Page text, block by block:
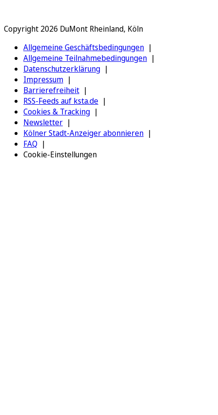
Copyright 2026 DuMont Rheinland, Köln
Allgemeine Geschäftsbedingungen
Allgemeine Teilnahmebedingungen
Datenschutzerklärung
Impressum
Barrierefreiheit
RSS-Feeds auf ksta.de
Cookies & Tracking
Newsletter
Kölner Stadt-Anzeiger abonnieren
FAQ
Cookie-Einstellungen